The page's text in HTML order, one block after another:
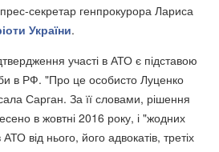
секретар генпрокурора Лариса
України.
участі в АТО є підставою
в РФ. "Про це особисто Луценко
Сарган. За її словами, рішення
в жовтні 2016 року, і "жодних
АТО від нього, його адвокатів, третіх